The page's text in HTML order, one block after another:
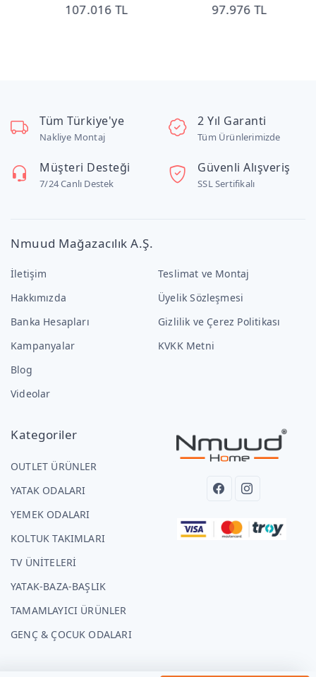
107.016 TL 97.976 TL
Tüm Türkiye'ye
Nakliye Montaj
2 Yıl Garanti
Tüm Ürünlerimizde
Müşteri Desteği
7/24 Canlı Destek
Güvenli Alışveriş
SSL Sertifikalı
Nmuud Mağazacılık A.Ş.
İletişim
Hakkımızda
Banka Hesapları
Kampanyalar
Blog
Videolar
Teslimat ve Montaj
Üyelik Sözleşmesi
Gizlilik ve Çerez Politikası
KVKK Metni
Kategoriler
OUTLET ÜRÜNLER
YATAK ODALARI
YEMEK ODALARI
KOLTUK TAKIMLARI
TV ÜNİTELERİ
YATAK-BAZA-BAŞLIK
TAMAMLAYICI ÜRÜNLER
GENÇ & ÇOCUK ODALARI